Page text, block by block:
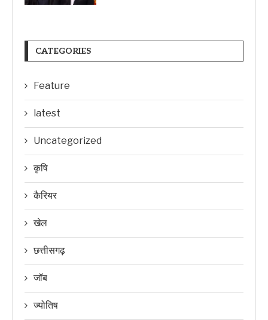
CATEGORIES
Feature
latest
Uncategorized
कृषि
कैरियर
खेल
छत्तीसगढ़
जॉब
ज्योतिष